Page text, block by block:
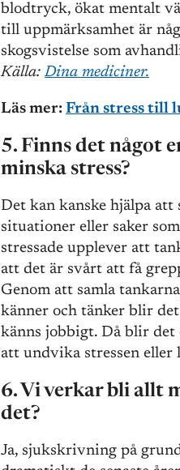
blodtryck, ökat mentalt
till uppmärksamhet är
skogsvistelse som
Källa:Dina mediciner.
Läs mer: Från stress till
5. Finns det något
minska stress?
Det kan kanske hjälpa
situationer eller saker
stressade upplever att
att det är svårt att få
Genom att samla
känner och tänker blir
känns jobbigt. Då blir
att undvika stressen eller
6. Vi verkar bli allt
det?
Ja, sjukskrivning på